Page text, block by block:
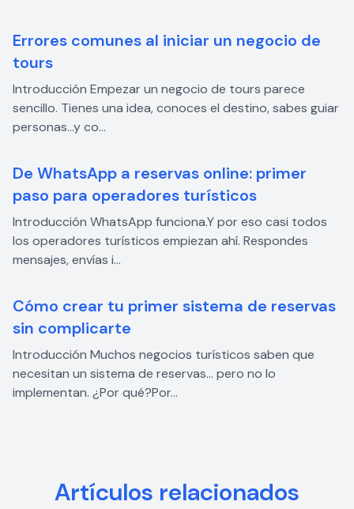
Errores comunes al iniciar un negocio de
tours
Introducción Empezar un negocio de tours parece
sencillo. Tienes una idea, conoces el destino, sabes guiar
personas…y co...
De WhatsApp a reservas online: primer
paso para operadores turísticos
Introducción WhatsApp funciona.Y por eso casi todos
los operadores turísticos empiezan ahí. Respondes
mensajes, envías i...
Cómo crear tu primer sistema de reservas
sin complicarte
Introducción Muchos negocios turísticos saben que
necesitan un sistema de reservas… pero no lo
implementan. ¿Por qué?Por...
Artículos relacionados